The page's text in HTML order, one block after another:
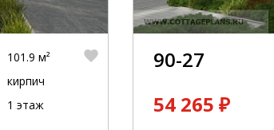
101.9 м²
кирпич
1 этаж
90-27
54 265 ₽